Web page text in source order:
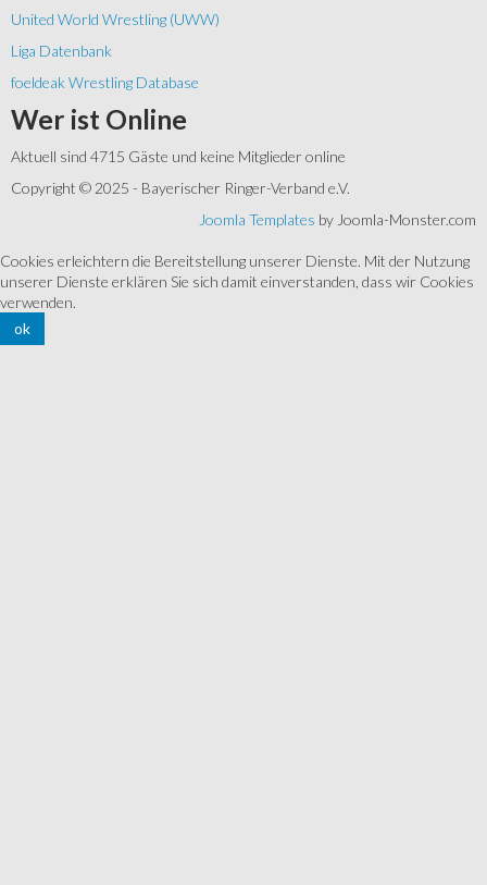
United World Wrestling (UWW)
Liga Datenbank
foeldeak Wrestling Database
Wer ist Online
Aktuell sind 4715 Gäste und keine Mitglieder online
Copyright © 2025 - Bayerischer Ringer-Verband e.V.
Joomla Templates by Joomla-Monster.com
Cookies erleichtern die Bereitstellung unserer Dienste. Mit der Nutzung
unserer Dienste erklären Sie sich damit einverstanden, dass wir Cookies
verwenden.
ok